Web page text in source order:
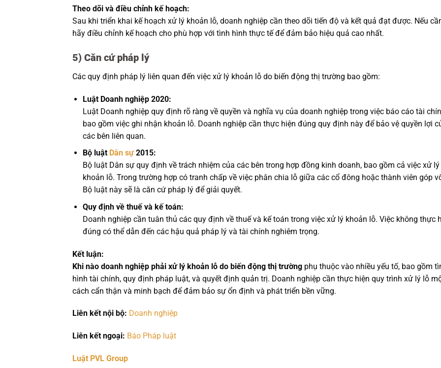
Theo dõi và điều chỉnh kế hoạch:
Sau khi triển khai kế hoạch xử lý khoản lỗ, doanh nghiệp cần theo dõi tiến độ và kết quả đạt được. Nếu
hãy điều chỉnh kế hoạch cho phù hợp với tình hình thực tế để đảm bảo hiệu quả cao nhất.
5) Căn cứ pháp lý
Các quy định pháp lý liên quan đến việc xử lý khoản lỗ do biến động thị trường bao gồm:
Luật Doanh nghiệp 2020:
Luật Doanh nghiệp quy định rõ ràng về quyền và nghĩa vụ của doanh nghiệp trong việc báo cáo tài
bao gồm việc ghi nhận khoản lỗ. Doanh nghiệp cần thực hiện đúng quy định này để bảo vệ quyền lợi
các bên liên quan.
Bộ luật Dân sự2015:
Bộ luật Dân sự quy định về trách nhiệm của các bên trong hợp đồng kinh doanh, bao gồm cả việc xử lý
khoản lỗ. Trong trường hợp có tranh chấp về việc phân chia lỗ giữa các cổ đông hoặc thành viên góp
Bộ luật này sẽ là căn cứ pháp lý để giải quyết.
Quy định về thuế và kế toán:
Doanh nghiệp cần tuân thủ các quy định về thuế và kế toán trong việc xử lý khoản lỗ. Việc không thực
đúng có thể dẫn đến các hậu quả pháp lý và tài chính nghiêm trọng.
Kết luận:
Khi nào doanh nghiệp phải xử lý khoản lỗ do biến động thị trường phụ thuộc vào nhiều yếu tố, bao gồm
hình tài chính, quy định pháp luật, và quyết định quản trị. Doanh nghiệp cần thực hiện quy trình xử lý lỗ
cách cẩn thận và minh bạch để đảm bảo sự ổn định và phát triển bền vững.
Liên kết nội bộ: Doanh nghiệp
Liên kết ngoại: Báo Pháp luật
Luật PVL Group